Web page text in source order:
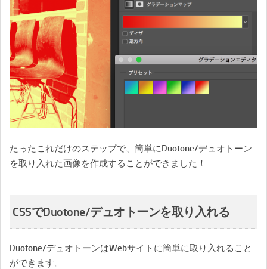
たったこれだけのステップで、簡単にDuotone/デュオトーン
を取り入れた画像を作成することができました！
CSSでDuotone/デュオトーンを取り入れる
Duotone/デュオトーンはWebサイトに簡単に取り入れること
ができます。